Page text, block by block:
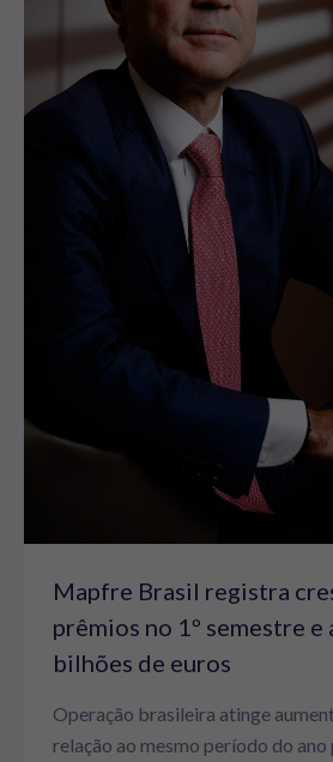
Mapfre Brasil registra
prêmios no 1º semestre e
bilhões de euros
Operação brasileira atinge
relação ao mesmo período do ano